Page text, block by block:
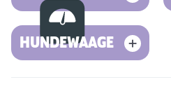
HUNDEWAAGE